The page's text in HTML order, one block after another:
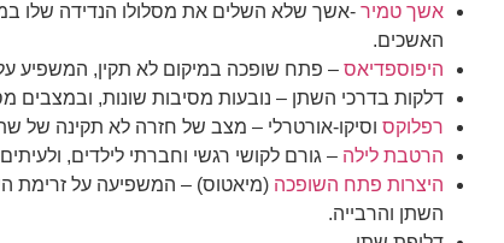
אשך טמיר -אשך שלא השלים את מסלולו הנדידה שלו
האשכים.
היפוספדיאס – פתח שופכה במיקום לא תקין, המשפיע על
דלקות בדרכי השתן – נובעות מסיבות שונות, ובמצבים
רפלוקס וסיקו-אורטרלי – מצב של חזרה לא תקינה של
הרטבת לילה – גורם לקושי רגשי וחברתי לילדים,
היצרות פתח השופכה (מיאטוס) – המשפיעה על זרימת
השתן והרבייה.